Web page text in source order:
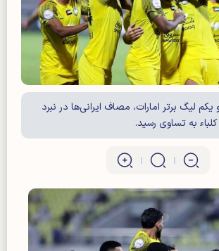
لیگ برتر امارات، مصاف ایرانی‌ها در نبرد
به تساوی رسید.